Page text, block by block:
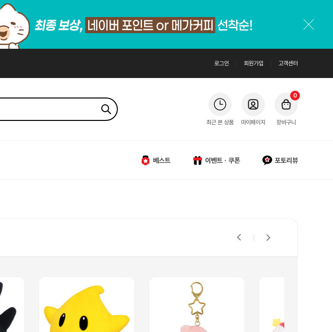
로그인 회원가입 고객센터
최근 본 상품 마이페이지 장바구니
0
베스트 이벤트ㆍ쿠폰 포토리뷰